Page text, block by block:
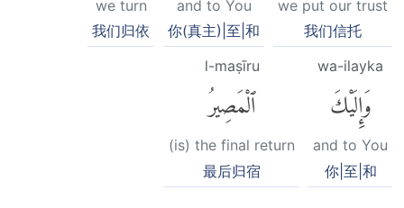
we put our trust
我们信托
and to You
你(真主)|至|和
we turn
我们归依
wa-ilayka
وَإِلَيْكَ
and to You
你|至|和
l-maṣīru
ٱلْمَصِيرُ
(is) the final return
最后归宿